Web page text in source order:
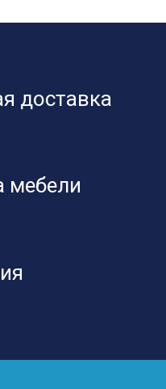
доставка
мебели